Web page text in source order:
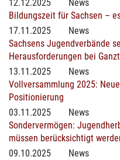
12.12.2025
News
Bildungszeit für Sachsen –
17.11.2025
News
Sachsens Jugendverbände
Herausforderungen bei
13.11.2025
News
Vollversammlung 2025:
Positionierung
03.11.2025
News
Sondervermögen:
müssen berücksichtigt
09.10.2025
News